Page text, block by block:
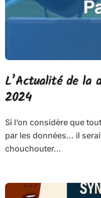
L’Actualité de la
2024
Si l’on considère que toutes les décisions sont guidées
par les données… il
chouchouter…